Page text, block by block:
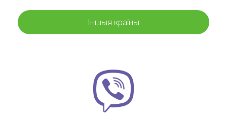
Іншыя краіны